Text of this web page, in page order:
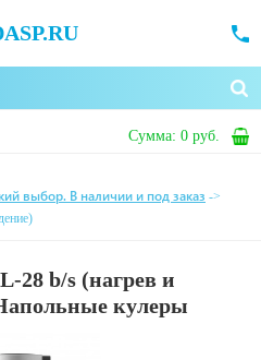
Сумма: 0 руб.
выбор. В наличии и под заказ ->
28 b/s (нагрев и
кулеры